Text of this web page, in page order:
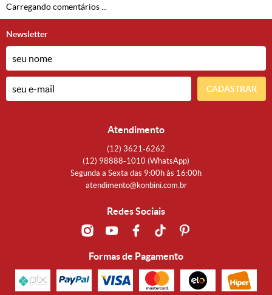
Carregando comentários ...
Newsletter
CADASTRAR
Atendimento
(12) 3621-6262
(12) 98888-1010 (WhatsApp)
Segunda a Sexta das 9:00h às 16:00h
atendimento@konbini.com.br
Redes Sociais
Formas de Pagamento